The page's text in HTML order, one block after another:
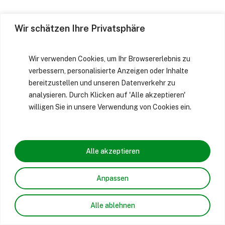
Wir schätzen Ihre Privatsphäre
Wir verwenden Cookies, um Ihr Browsererlebnis zu
verbessern, personalisierte Anzeigen oder Inhalte
bereitzustellen und unseren Datenverkehr zu
analysieren. Durch Klicken auf 'Alle akzeptieren'
willigen Sie in unsere Verwendung von Cookies ein.
Anpassen
Alle ablehnen
Alle akzeptieren